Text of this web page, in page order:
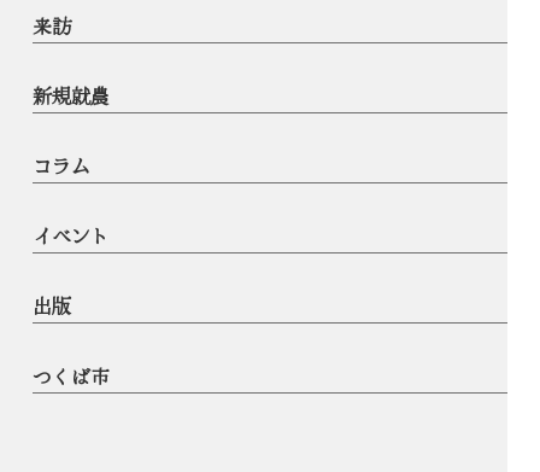
来訪
新規就農
コラム
イベント
出版
つくば市